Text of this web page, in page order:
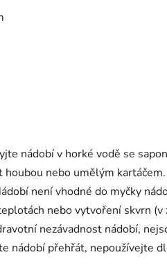
nádobí v horké vodě se
nebo umělým
není vhodné do myčky
nebo vytvoření skvrn
nezávadnost nádobí,
nádobí přehřát, nepoužívejte